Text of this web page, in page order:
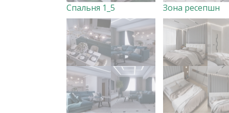
Спальня 1_5 Зона ресепшн